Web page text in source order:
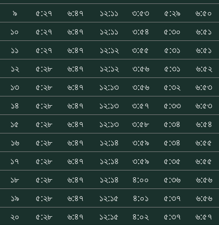
৯
৫:২৭ ৬:৪৭ ১২:১১ ৩:৫৩ ৫:২৯
৬:৫০
১০
৫:২৭ ৬:৪৭ ১২:১১ ৩:৫৪ ৫:৩০
৬:৫১
১১
৫:২৭ ৬:৪৭ ১২:১২ ৩:৫৫ ৫:৩১
৬:৫১
১২
৫:২৮ ৬:৪৭ ১২:১২ ৩:৫৬ ৫:৩১
৬:৫২
১৩
৫:২৮ ৬:৪৭ ১২:১৩ ৩:৫৬ ৫:৩২
৬:৫৩
১৪
৫:২৮ ৬:৪৭ ১২:১৩ ৩:৫৭ ৫:৩৩
৬:৫৩
১৫
৫:২৮ ৬:৪৭ ১২:১৩ ৩:৫৮ ৫:৩৪
৬:৫৪
১৬
৫:২৮ ৬:৪৭ ১২:১৪ ৩:৫৯ ৫:৩৪
৬:৫৫
১৭
৫:২৮ ৬:৪৭ ১২:১৪ ৩:৫৯ ৫:৩৫
৬:৫৫
১৮
৫:২৮ ৬:৪৭ ১২:১৪ ৪:০০ ৫:৩৬
৬:৫৬
১৯
৫:২৮ ৬:৪৭ ১২:১৫ ৪:০১ ৫:৩৭
৬:৫৬
২০
৫:২৮ ৬:৪৭ ১২:১৫ ৪:০২ ৫:৩৭
৬:৫৭